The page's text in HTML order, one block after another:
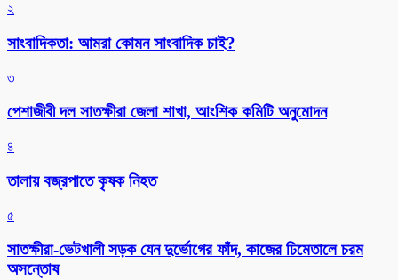
২
সাংবাদিকতা: আমরা কোমন সাংবাদিক চাই?
৩
পেশাজীবী দল সাতক্ষীরা জেলা শাখা, আংশিক কমিটি অনুমোদন
৪
তালায় বজ্রপাতে কৃষক নিহত
৫
সাতক্ষীরা-ভেটখালী সড়ক যেন দুর্ভোগের ফাঁদ, কাজের ঢিমেতালে চরম
অসন্তোষ